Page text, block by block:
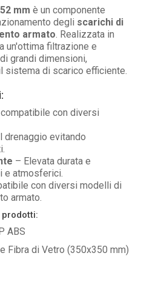
mm è un componente
degli scarichi di
armato. Realizzata in
un'ottima filtrazione e
grandi dimensioni,
sistema di scarico efficiente.
con diversi
drenaggio evitando
– Elevata durata e
e atmosferici.
con diversi modelli di
armato.
ABS
Fibra di Vetro (350x350 mm)